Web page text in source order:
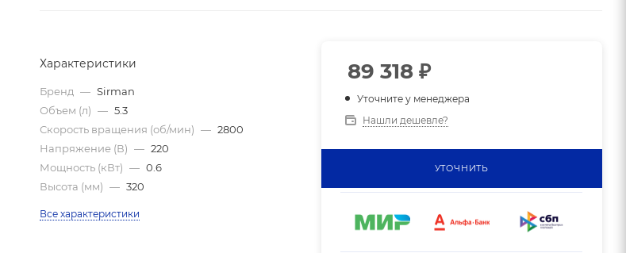
Характеристики
Бренд — Sirman
Объем (л) — 5.3
Скорость вращения (об/мин) — 2800
Напряжение (В) — 220
Мощность (кВт) — 0.6
Высота (мм) — 320
Все характеристики
89 318₽
Уточните у менеджера
Нашли дешевле?
УТОЧНИТЬ